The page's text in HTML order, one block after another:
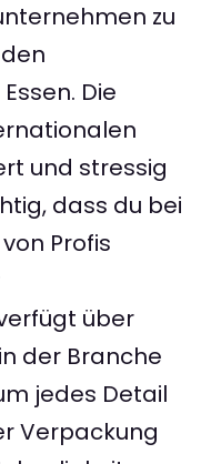
zu
Die
und stressig
dass du bei
Profis
über
der Branche
jedes Detail
Verpackung